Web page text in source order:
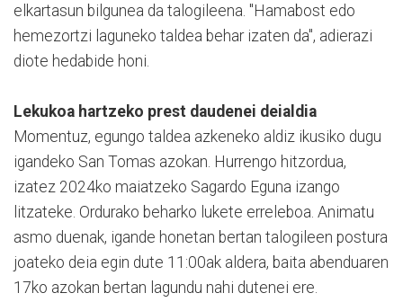
elkartasun bilgunea da talogileena. "Hamabost edo
hemezortzi laguneko taldea behar izaten da", adierazi
diote hedabide honi.
Lekukoa hartzeko prest daudenei deialdia
Momentuz, egungo taldea azkeneko aldiz ikusiko dugu
igandeko San Tomas azokan. Hurrengo hitzordua,
izatez 2024ko maiatzeko Sagardo Eguna izango
litzateke. Ordurako beharko lukete erreleboa. Animatu
asmo duenak, igande honetan bertan talogileen postura
joateko deia egin dute 11:00ak aldera, baita abenduaren
17ko azokan bertan lagundu nahi dutenei ere.